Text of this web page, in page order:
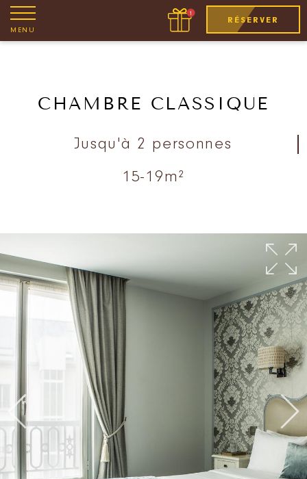
MENU
RÉSERVER
CHAMBRE CLASSIQUE
Jusqu'à 2 personnes
15-19m²